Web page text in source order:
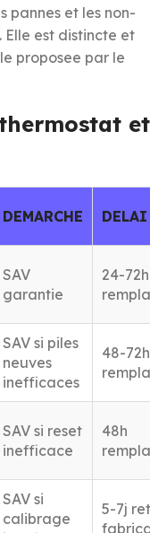
pannes et les non-
est distincte et
proposee par le
et
DEMARCHE DELAI
SAV
garantie
24-72h
SAV si piles
neuves
inefficaces
48-72h
SAV si reset
inefficace
48h
SAV si
calibrage
5-7j